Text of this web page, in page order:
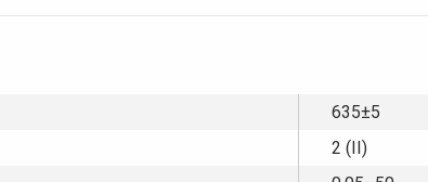
635±5
2 (II)